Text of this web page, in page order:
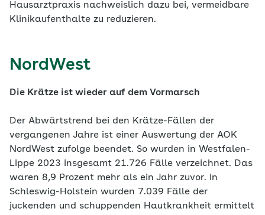
Hausarztpraxis nachweislich dazu bei, vermeidbare
Klinikaufenthalte zu reduzieren.
NordWest
Die Krätze ist wieder auf dem Vormarsch
Der Abwärtstrend bei den Krätze-Fällen der
vergangenen Jahre ist einer Auswertung der AOK
NordWest zufolge beendet. So wurden in Westfalen-
Lippe 2023 insgesamt 21.726 Fälle verzeichnet. Das
waren 8,9 Prozent mehr als ein Jahr zuvor. In
Schleswig-Holstein wurden 7.039 Fälle der
juckenden und schuppenden Hautkrankheit ermittelt